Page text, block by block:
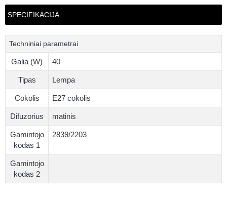
SPECIFIKACIJA
Techniniai parametrai
Galia (W) 40
Tipas Lempa
Cokolis E27 cokolis
Difuzorius matinis
Gamintojo
kodas 1
2839/2203
Gamintojo
kodas 2